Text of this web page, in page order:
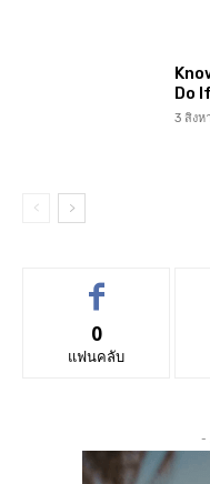
Do
3 สิง
0
แฟนคลับ
-